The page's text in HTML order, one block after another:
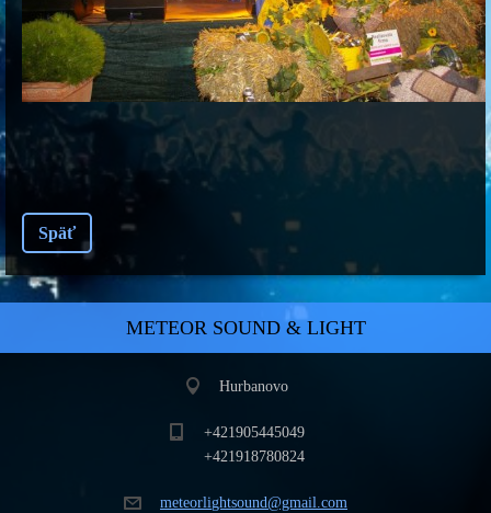
Späť
METEOR SOUND & LIGHT
Hurbanovo
+421905445049
+421918780824
meteorlightsound@gmail.com